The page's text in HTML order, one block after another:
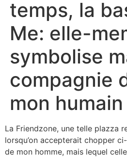
temps, la
Me: elle-
symbolise
compagnie
mon humain
La Friendzone, une telle plazza
lorsqu’on accepterait chopper
de mon homme, mais lequel